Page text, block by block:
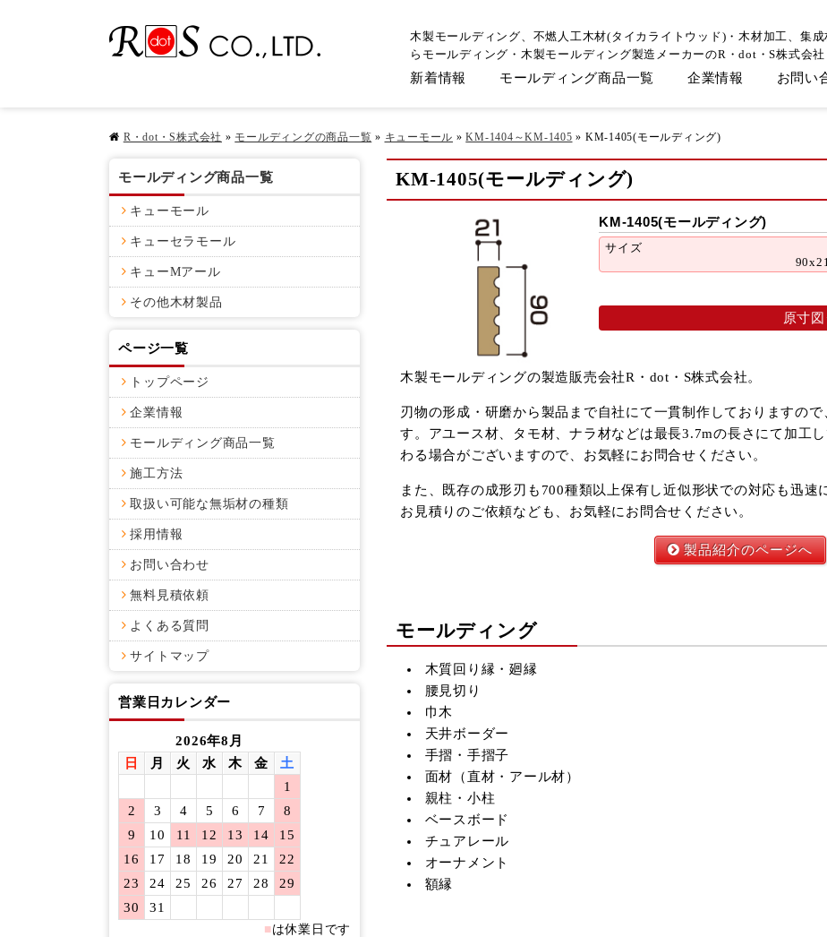
木製モールディング、不燃人工木材(タイカライトウッド)・木材加工、集成
らモールディング・木製モールディング製造メーカーのR・dot・S株式会社
新着情報 モールディング商品一覧 企業情報 お問い
R・dot・S株式会社 » モールディングの商品一覧 » キューモール »KM-1404～KM-1405 » KM-1405(モールディング)
KM-1405(モールディング)
KM-1405(モールディング)
サイズ
原寸
木製モールディングの製造販売会社R・dot・S株式会社。
刃物の形成・研磨から製品まで自社にて一貫制作しておりますの
す。アユース材、タモ材、ナラ材などは最長3.7mの長さにて加工
わる場合がございますので、お気軽にお問合せください。
また、既存の成形刃も700種類以上保有し近似形状での対応も迅速
お見積りのご依頼なども、お気軽にお問合せください。
製品紹介のページへ
モールディング
木質回り縁・廻縁
腰見切り
巾木
天井ボーダー
手摺・手摺子
面材（直材・アール材）
親柱・小柱
ベースボード
チュアレール
オーナメント
額縁
モールディング商品一覧
キューモール
キューセラモール
キューMアール
その他木材製品
ページ一覧
トップページ
企業情報
モールディング商品一覧
施工方法
取扱い可能な無垢材の種類
採用情報
お問い合わせ
無料見積依頼
よくある質問
サイトマップ
営業日カレンダー
2026年8月
日
月 火 水 木 金
土
1
2
3 4 5 6 7
8
9
10 11 12 13 14
15
16
17 18 19 20 21
22
23
24 25 26 27 28
29
30
31
■は休業日です
2026年9月
水 木 金
2 3 4
16 17 18
22 23 24 25
29 30